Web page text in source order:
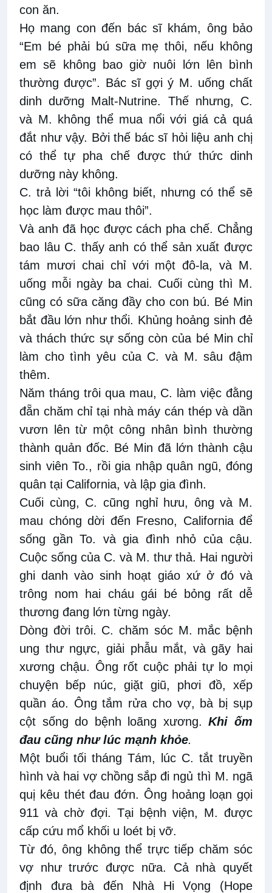
con ăn.
Họ mang con đến bác sĩ khám, ông bảo
“Em bé phải bú sữa mẹ thôi, nếu không
em sẽ không bao giờ nuôi lớn lên bình
thường được”. Bác sĩ gợi ý M. uống chất
dinh dưỡng Malt-Nutrine. Thế nhưng, C.
và M. không thể mua nổi với giá cả quá
đắt như vậy. Bởi thế bác sĩ hỏi liệu anh chị
có thể tự pha chế được thứ thức dinh
dưỡng này không.
C. trả lời “tôi không biết, nhưng có thể sẽ
học làm được mau thôi”.
Và anh đã học được cách pha chế. Chẳng
bao lâu C. thấy anh có thể sản xuất được
tám mươi chai chỉ với một đô-la, và M.
uống mỗi ngày ba chai. Cuối cùng thì M.
cũng có sữa căng đầy cho con bú. Bé Min
bắt đầu lớn như thổi. Khủng hoảng sinh đẻ
và thách thức sự sống còn của bé Min chỉ
làm cho tình yêu của C. và M. sâu đậm
thêm.
Năm tháng trôi qua mau, C. làm việc đằng
đẵn chăm chỉ tại nhà máy cán thép và dần
vươn lên từ một công nhân bình thường
thành quản đốc. Bé Min đã lớn thành cậu
sinh viên To., rồi gia nhập quân ngũ, đóng
quân tại California, và lập gia đình.
Cuối cùng, C. cũng nghỉ hưu, ông và M.
mau chóng dời đến Fresno, California để
sống gần To. và gia đình nhỏ của cậu.
Cuộc sống của C. và M. thư thả. Hai người
ghi danh vào sinh hoạt giáo xứ ở đó và
trông nom hai cháu gái bé bỏng rất dễ
thương đang lớn từng ngày.
Dòng đời trôi. C. chăm sóc M. mắc bệnh
ung thư ngực, giải phẫu mắt, và gãy hai
xương chậu. Ông rốt cuộc phải tự lo mọi
chuyện bếp núc, giặt giũ, phơi đồ, xếp
quần áo. Ông tắm rửa cho vợ, bà bị sụp
cột sống do bệnh loãng xương.Khi ốm
đau cũng như lúc mạnh khỏe.
Một buổi tối tháng Tám, lúc C. tắt truyền
hình và hai vợ chồng sắp đi ngủ thì M. ngã
quị kêu thét đau đớn. Ông hoảng loạn gọi
911 và chờ đợi. Tại bệnh viện, M. được
cấp cứu mổ khối u loét bị vỡ.
Từ đó, ông không thể trực tiếp chăm sóc
vợ như trước được nữa. Cả nhà quyết
định đưa bà đến Nhà Hi Vọng (Hope